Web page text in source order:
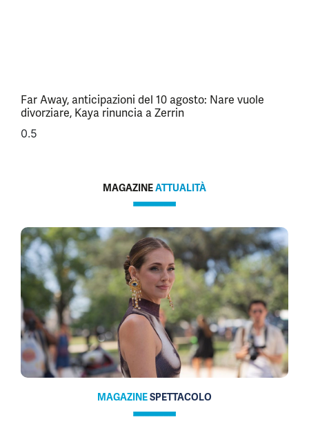
Far Away, anticipazioni del 10 agosto: Nare vuole
divorziare, Kaya rinuncia a Zerrin
MAGAZINEATTUALITÀ
MAGAZINESPETTACOLO